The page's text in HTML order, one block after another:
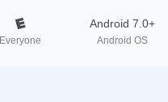
Everyone
Android 7.0+
Android OS